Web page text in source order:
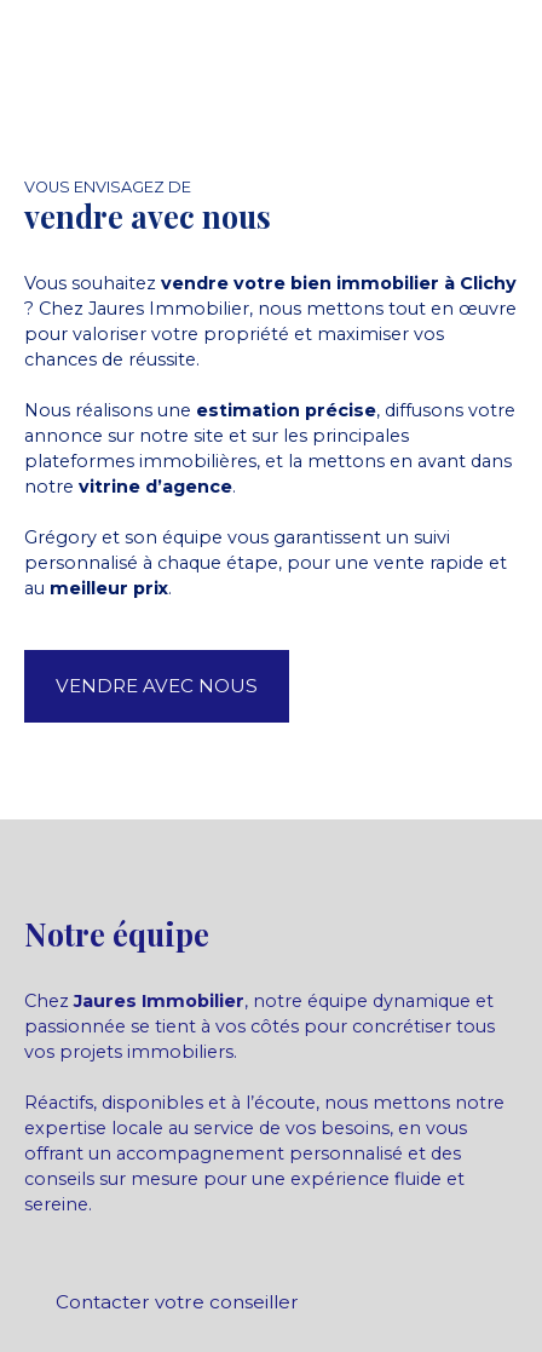
VOUS ENVISAGEZ DE
vendre avec nous
Vous souhaitez vendre votre bien immobilier à Clichy
? Chez Jaures Immobilier, nous mettons tout en œuvre
pour valoriser votre propriété et maximiser vos
chances de réussite.
Nous réalisons une estimation précise, diffusons votre
annonce sur notre site et sur les principales
plateformes immobilières, et la mettons en avant dans
notre vitrine d’agence.
Grégory et son équipe vous garantissent un suivi
personnalisé à chaque étape, pour une vente rapide et
au meilleur prix.
VENDRE AVEC NOUS
Notre équipe
ChezJaures Immobilier, notre équipe dynamique et
passionnée se tient à vos côtés pour concrétiser tous
vos projets immobiliers.
Réactifs, disponibles et à l’écoute, nous mettons notre
expertise locale au service de vos besoins, en vous
offrant un accompagnement personnalisé et des
conseils sur mesure pour une expérience fluide et
sereine.
Contacter votre conseiller